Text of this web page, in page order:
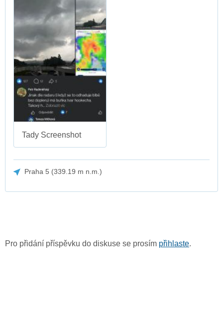
Tady Screenshot
Praha 5 (339.19 m n.m.)
Pro přidání příspěvku do diskuse se prosím přihlaste.